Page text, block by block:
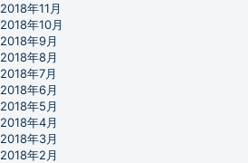
2018年11月
2018年10月
2018年9月
2018年8月
2018年7月
2018年6月
2018年5月
2018年4月
2018年3月
2018年2月